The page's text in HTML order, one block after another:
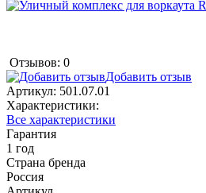
Отзывов: 0
Добавить отзыв
Артикул: 501.07.01
Характеристики:
Все характеристики
Гарантия
1 год
Страна бренда
Россия